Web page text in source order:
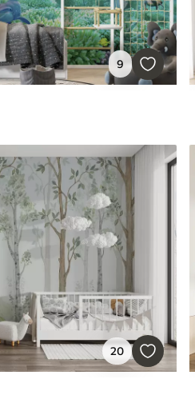
9
20